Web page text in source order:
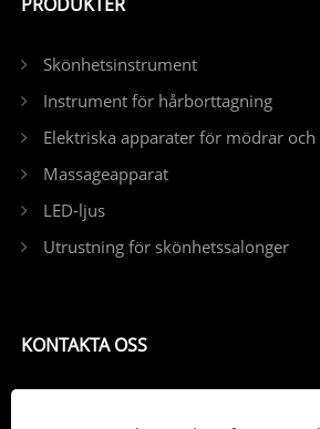
Skönhetsinstrument
Instrument för hårborttagning
Elektriska apparater för mödrar och
Massageapparat
LED-ljus
Utrustning för skönhetssalonger
KONTAKTA OSS